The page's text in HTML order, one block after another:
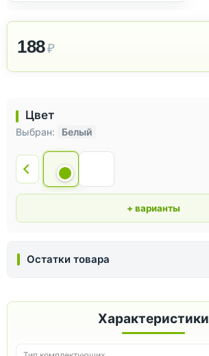
Цвет
Выбран: Белый
+ варианты
188₽
Остатки товара
Характеристики